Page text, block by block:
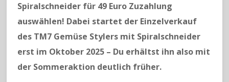
Spiralschneider für 49 Euro Zuzahlung
auswählen! Dabei startet der Einzelverkauf
des TM7 Gemüse Stylers mit Spiralschneider
erst im Oktober 2025 – Du erhältst ihn also mit
der Sommeraktion deutlich früher.